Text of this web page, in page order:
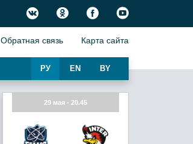
Обратная связь Карта сайта
BY
EN
РУ
29 мая - 20.45